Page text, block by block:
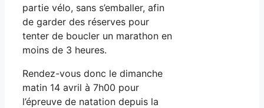
partie vélo, sans s’emballer, afin
de garder des réserves pour
tenter de boucler un marathon en
moins de 3 heures.
Rendez-vous donc le dimanche
matin 14 avril à 7h00 pour
l’épreuve de natation depuis la